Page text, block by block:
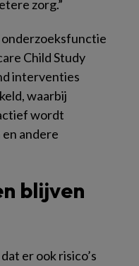
zorg.”
onderzoeksfunctie
Child Study
interventies
waarbij
wordt
andere
blijven
er ook risico’s